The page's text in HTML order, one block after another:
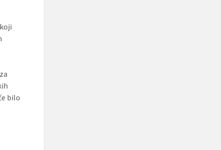
bilo